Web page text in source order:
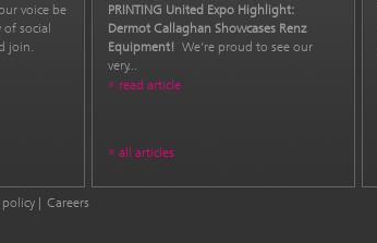
voice be
of social
join.
PRINTING United Expo Highlight:
Dermot Callaghan Showcases Renz
Equipment! We’re proud to see our
very...
read article
all articles
policy Careers